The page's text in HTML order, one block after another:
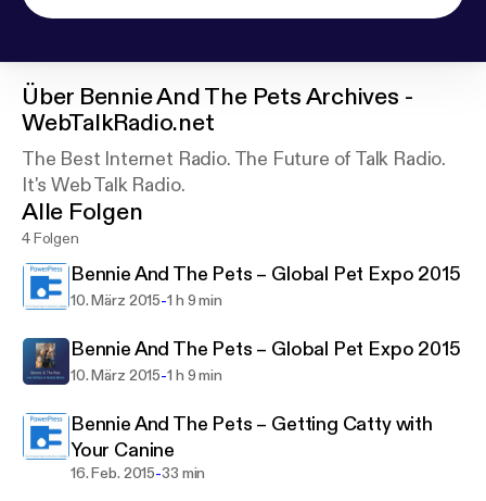
Über Bennie And The Pets Archives -
WebTalkRadio.net
The Best Internet Radio. The Future of Talk Radio.
It's Web Talk Radio.
Alle Folgen
4 Folgen
Bennie And The Pets – Global Pet Expo 2015
10. März 2015-1 h 9 min
Bennie And The Pets – Global Pet Expo 2015
10. März 2015-1 h 9 min
Bennie And The Pets – Getting Catty with
Your Canine
16. Feb. 2015-33 min